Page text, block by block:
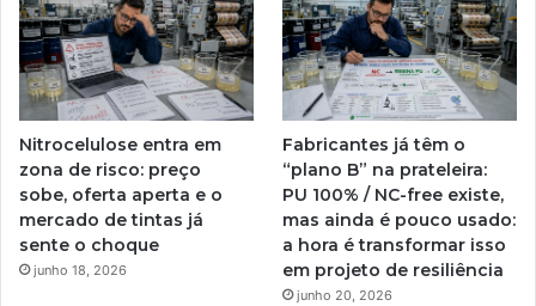
Nitrocelulose entra em
zona de risco: preço
sobe, oferta aperta e o
mercado de tintas já
sente o choque
junho 18, 2026
Fabricantes já têm o
“plano B” na prateleira:
PU 100% / NC-free existe,
mas ainda é pouco usado:
a hora é transformar isso
em projeto de resiliência
junho 20, 2026